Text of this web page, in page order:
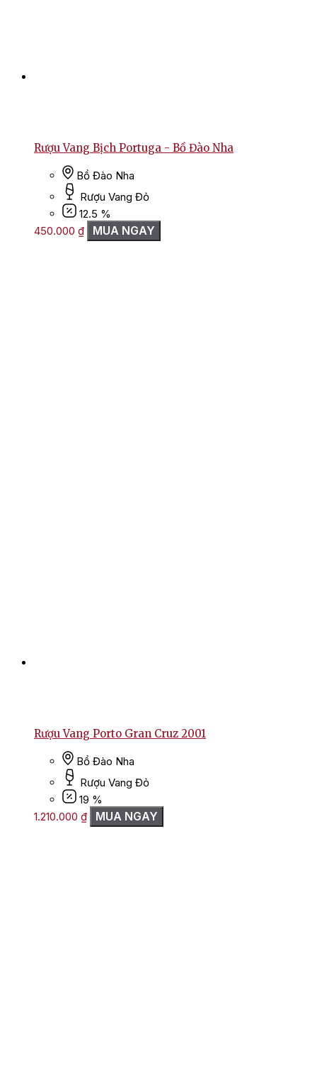
Rượu Vang Bịch Portuga - Bồ Đào Nha
Bồ Đào Nha
Rượu Vang Đỏ
12.5 %
450.000 ₫ MUA NGAY
Rượu Vang Porto Gran Cruz 2001
Bồ Đào Nha
Rượu Vang Đỏ
19 %
1.210.000 ₫ MUA NGAY